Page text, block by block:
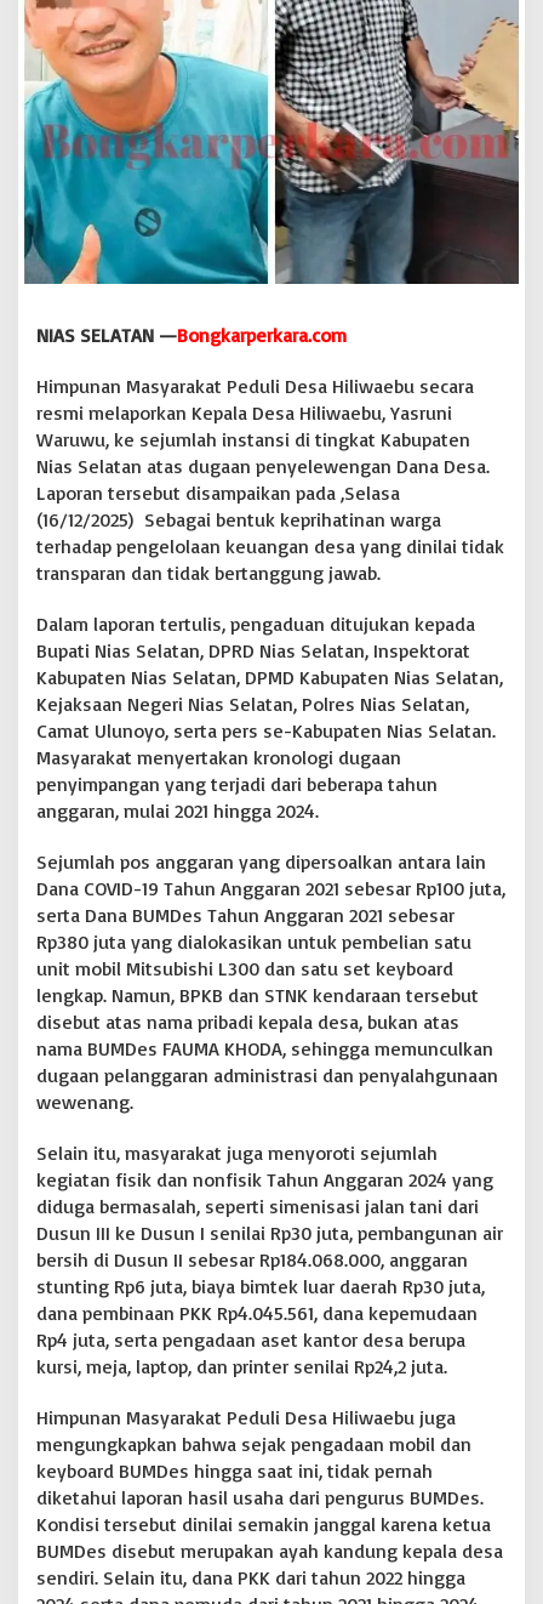
D
l
p
o
r
k
a
n
e
B
b
g
a
i
I
n
s
t
n
s
a
t
s
D
u
g
a
n
e
n
y
e
l
e
w
e
g
a
a
n
a
D
e
s
a
NIAS SELATAN —Bongkarperkara.com
Himpunan Masyarakat Peduli Desa Hiliwaebu secara
resmi melaporkan Kepala Desa Hiliwaebu, Yasruni
Waruwu, ke sejumlah instansi di tingkat Kabupaten
Nias Selatan atas dugaan penyelewengan Dana Desa.
Laporan tersebut disampaikan pada ,Selasa
(16/12/2025) Sebagai bentuk keprihatinan warga
terhadap pengelolaan keuangan desa yang dinilai tidak
transparan dan tidak bertanggung jawab.
Dalam laporan tertulis, pengaduan ditujukan kepada
Bupati Nias Selatan, DPRD Nias Selatan, Inspektorat
Kabupaten Nias Selatan, DPMD Kabupaten Nias Selatan,
Kejaksaan Negeri Nias Selatan, Polres Nias Selatan,
Camat Ulunoyo, serta pers se-Kabupaten Nias Selatan.
Masyarakat menyertakan kronologi dugaan
penyimpangan yang terjadi dari beberapa tahun
anggaran, mulai 2021 hingga 2024.
Sejumlah pos anggaran yang dipersoalkan antara lain
Dana COVID-19 Tahun Anggaran 2021 sebesar Rp100 juta,
serta Dana BUMDes Tahun Anggaran 2021 sebesar
Rp380 juta yang dialokasikan untuk pembelian satu
unit mobil Mitsubishi L300 dan satu set keyboard
lengkap. Namun, BPKB dan STNK kendaraan tersebut
disebut atas nama pribadi kepala desa, bukan atas
nama BUMDes FAUMA KHODA, sehingga memunculkan
dugaan pelanggaran administrasi dan penyalahgunaan
wewenang.
Selain itu, masyarakat juga menyoroti sejumlah
kegiatan fisik dan nonfisik Tahun Anggaran 2024 yang
diduga bermasalah, seperti simenisasi jalan tani dari
Dusun III ke Dusun I senilai Rp30 juta, pembangunan air
bersih di Dusun II sebesar Rp184.068.000, anggaran
stunting Rp6 juta, biaya bimtek luar daerah Rp30 juta,
dana pembinaan PKK Rp4.045.561, dana kepemudaan
Rp4 juta, serta pengadaan aset kantor desa berupa
kursi, meja, laptop, dan printer senilai Rp24,2 juta.
Himpunan Masyarakat Peduli Desa Hiliwaebu juga
mengungkapkan bahwa sejak pengadaan mobil dan
keyboard BUMDes hingga saat ini, tidak pernah
diketahui laporan hasil usaha dari pengurus BUMDes.
Kondisi tersebut dinilai semakin janggal karena ketua
BUMDes disebut merupakan ayah kandung kepala desa
sendiri. Selain itu, dana PKK dari tahun 2022 hingga